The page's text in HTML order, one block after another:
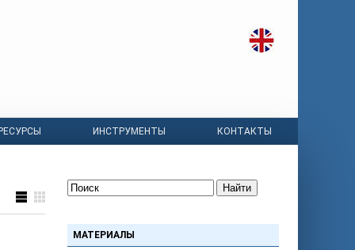
РЕСУРСЫ ИНСТРУМЕНТЫ КОНТАКТЫ
Найти
МАТЕРИАЛЫ